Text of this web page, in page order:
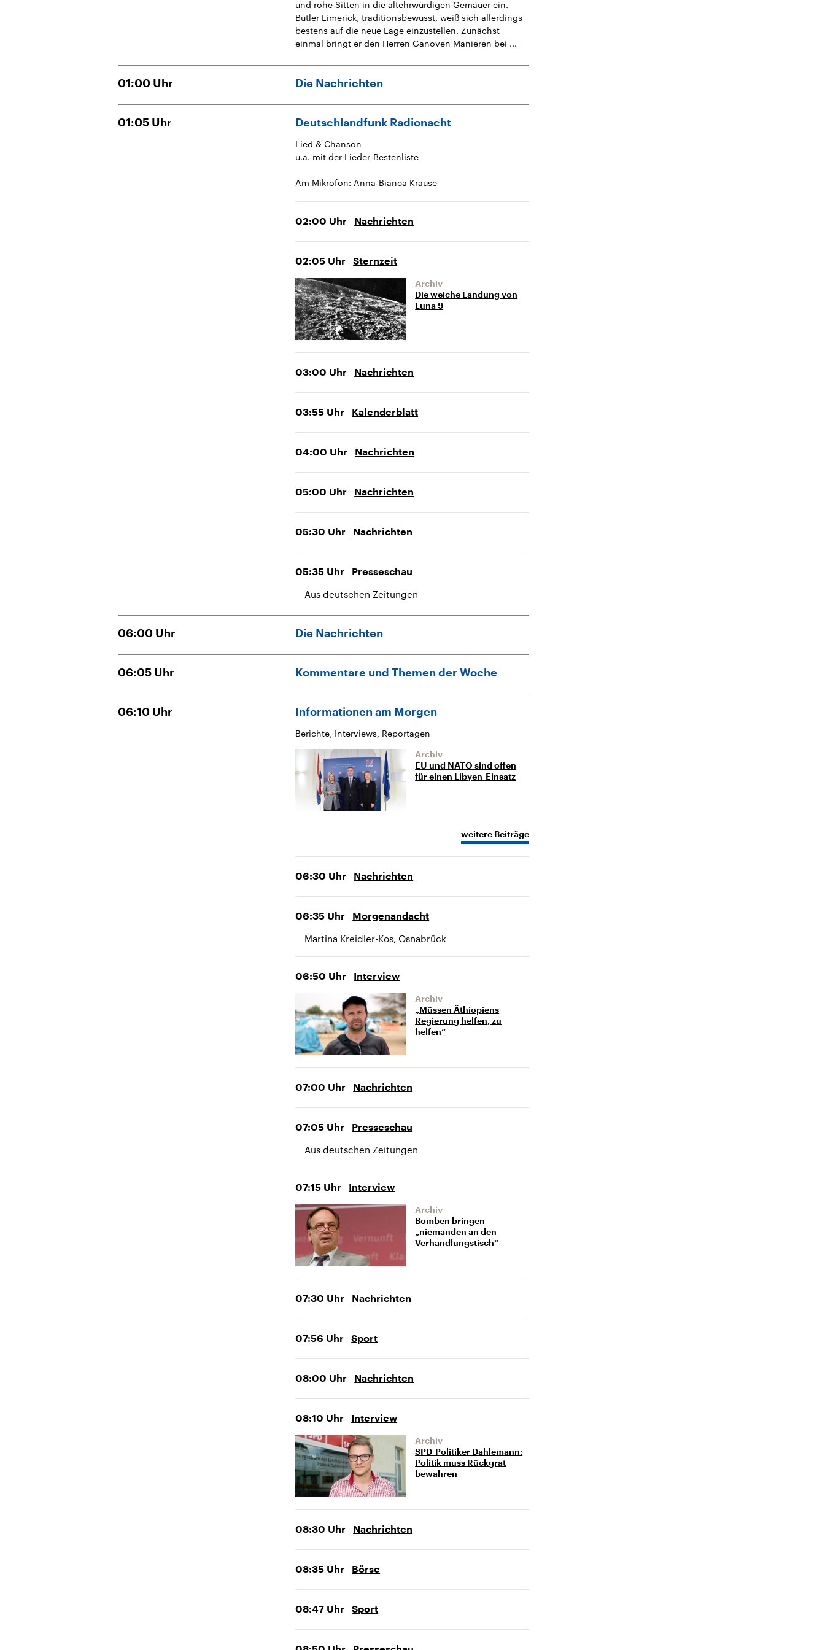
und rohe Sitten in die altehrwürdigen Gemäuer ein.
Butler Limerick, traditionsbewusst, weiß sich allerdings
bestens auf die neue Lage einzustellen. Zunächst
einmal bringt er den Herren Ganoven Manieren bei ...
01:00 Uhr Die Nachrichten
01:05 Uhr Deutschlandfunk Radionacht
Lied & Chanson
u.a. mit der Lieder-Bestenliste
Am Mikrofon: Anna-Bianca Krause
02:00 Uhr Nachrichten
02:05 Uhr Sternzeit
Archiv
Die weiche Landung von
Luna 9
03:00 Uhr Nachrichten
03:55 Uhr Kalenderblatt
04:00 Uhr Nachrichten
05:00 Uhr Nachrichten
05:30 Uhr Nachrichten
05:35 Uhr Presseschau
Aus deutschen Zeitungen
06:00 Uhr Die Nachrichten
06:05 Uhr Kommentare und Themen der Woche
06:10 Uhr Informationen am Morgen
Berichte, Interviews, Reportagen
Archiv
EU und NATO sind offen
für einen Libyen-Einsatz
weitere Beiträge
06:30 Uhr Nachrichten
06:35 Uhr Morgenandacht
Martina Kreidler-Kos, Osnabrück
06:50 Uhr Interview
Archiv
„Müssen Äthiopiens
Regierung helfen, zu
helfen“
07:00 Uhr Nachrichten
07:05 Uhr Presseschau
Aus deutschen Zeitungen
07:15 Uhr Interview
Archiv
Bomben bringen
„niemanden an den
Verhandlungstisch“
07:30 Uhr Nachrichten
07:56 Uhr Sport
08:00 Uhr Nachrichten
08:10 Uhr Interview
Archiv
SPD-Politiker Dahlemann:
Politik muss Rückgrat
bewahren
08:30 Uhr Nachrichten
08:35 Uhr Börse
08:47 Uhr Sport